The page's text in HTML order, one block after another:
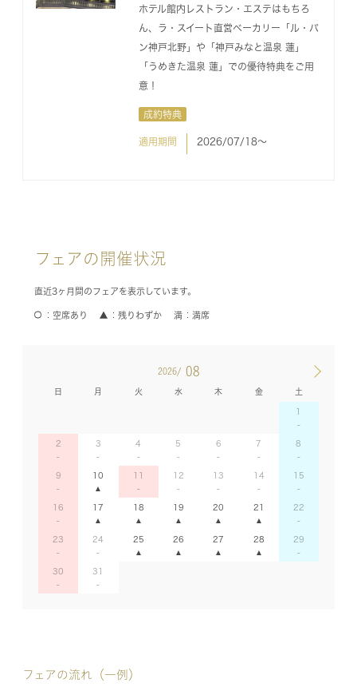
ホテル館内レストラン・エステはもちろ
ん、ラ・スイート直営ベーカリー「ル・パ
ン神戸北野」や「神戸みなと温泉 蓮」
「うめきた温泉 蓮」での優待特典をご用
意！
成約特典
適用期間 2026/07/18〜
フェアの開催状況
直近3ヶ月間のフェアを表示しています。
空席あり 残りわずか 満席
2026/ 08
日 月 火 水 木 金 土
1
2 3 4 5 6 7 8
9 10 11 12 13 14 15
16 17 18 19 20 21 22
23 24 25 26 27 28 29
30 31
フェアの流れ（一例）